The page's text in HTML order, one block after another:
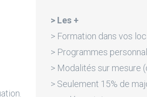
> Les +
> Formation dans vos
> Programmes
> Modalités sur mesure
> Seulement 15% de